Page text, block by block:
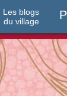
Les blogs
du village